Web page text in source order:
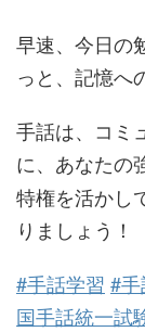
早速、今日の
っと、記憶へ
手話は、コミ
に、あなたの
特権を活かし
りましょう！
#手話学習 #
国手話統一試